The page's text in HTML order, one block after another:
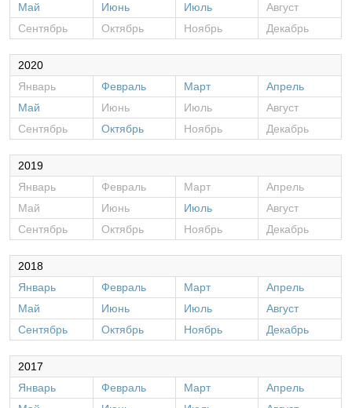
Май
Июнь Июль
Август
Сентябрь
Октябрь Ноябрь Декабрь
2020
Январь
Февраль Март
Апрель
Май
Июнь Июль
Август
Сентябрь
Октябрь Ноябрь Декабрь
2019
Январь
Февраль Март
Апрель
Май
Июнь Июль
Август
Сентябрь
Октябрь Ноябрь Декабрь
2018
Январь
Февраль Март
Апрель
Май
Июнь Июль
Август
Сентябрь
Октябрь Ноябрь Декабрь
2017
Январь
Февраль Март
Апрель